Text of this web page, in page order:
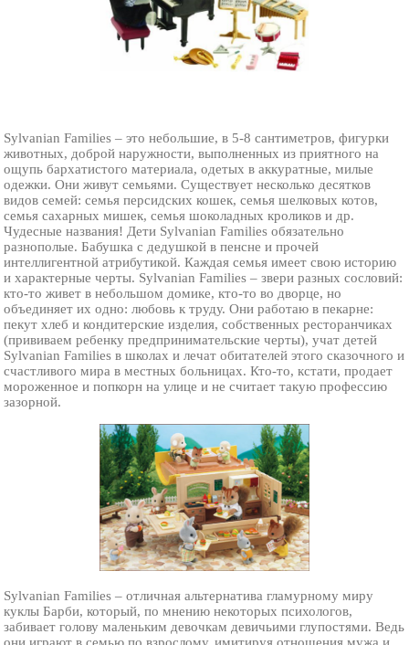
Sylvanian Families – это небольшие, в 5-8 сантиметров, фигурки
животных, доброй наружности, выполненных из приятного на
ощупь бархатистого материала, одетых в аккуратные, милые
одежки. Они живут семьями. Существует несколько десятков
видов семей: семья персидских кошек, семья шелковых котов,
семья сахарных мишек, семья шоколадных кроликов и др.
Чудесные названия! Дети Sylvanian Families обязательно
разнополые. Бабушка с дедушкой в пенсне и прочей
интеллигентной атрибутикой. Каждая семья имеет свою историю
и характерные черты. Sylvanian Families – звери разных сословий:
кто-то живет в небольшом домике, кто-то во дворце, но
объединяет их одно: любовь к труду. Они работаю в пекарне:
пекут хлеб и кондитерские изделия, собственных ресторанчиках
(прививаем ребенку предпринимательские черты), учат детей
Sylvanian Families в школах и лечат обитателей этого сказочного и
счастливого мира в местных больницах. Кто-то, кстати, продает
мороженное и попкорн на улице и не считает такую профессию
зазорной.
Sylvanian Families – отличная альтернатива гламурному миру
куклы Барби, который, по мнению некоторых психологов,
забивает голову маленьким девочкам девичьими глупостями. Ведь